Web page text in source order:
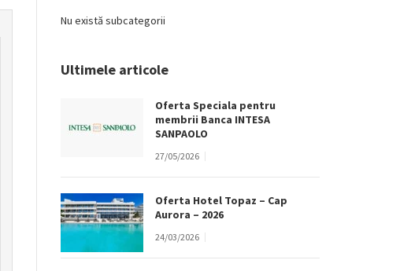
Nu există subcategorii
Ultimele articole
Oferta Speciala pentru
membrii Banca INTESA
SANPAOLO
27/05/2026
Oferta Hotel Topaz – Cap
Aurora – 2026
24/03/2026